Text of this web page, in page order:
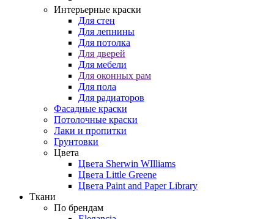
Интерьерные краски
Для стен
Для лепнины
Для потолка
Для дверей
Для мебели
Для оконных рам
Для пола
Для радиаторов
Фасадные краски
Потолочные краски
Лаки и пропитки
Грунтовки
Цвета
Цвета Sherwin WIlliams
Цвета Little Greene
Цвета Paint and Paper Library
Ткани
По брендам